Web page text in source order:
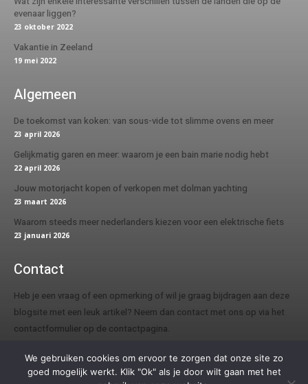
evenaar liggen?
23 oktober 2022
Vakantie in Zeeland
19 mei 2022
Algemeen
De toekomst van koken: van sous-vide tot slimme ovens en meer
23 april 2026
Gelijkmatig garen en meer: waarom je een bain marie nodig hebt
22 april 2026
Jouw motorjacht kopen of verkopen met dolman yachting
23 maart 2026
Waarom steeds meer nederlanders kiezen voor een elektrische fiets
23 januari 2026
Contact
Heb je een vraag of een opmerking of wil je graag bijdragen aan deze
blogsite met een leuk artikel? Neem dan contact met ons op via het
contactformulier op de contactpagina.
We gebruiken cookies om ervoor te zorgen dat onze site zo
goed mogelijk werkt. Klik "Ok" als je door wilt gaan met het